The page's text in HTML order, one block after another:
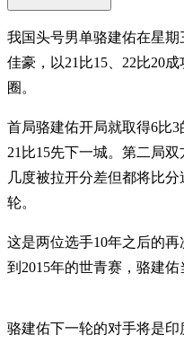
我国头号男单骆建佑在星
佳豪，以21比15、22比20
圈。
首局骆建佑开局就取得6比
21比15先下一城。第二局
几度被拉开分差但都将比
轮。
这是两位选手10年之后的
到2015年的世青赛，骆建佑
骆建佑下一轮的对手将是印